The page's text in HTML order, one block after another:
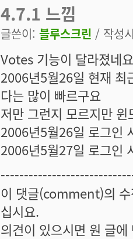
4.7.1 느낌
글쓴이: 블루스크린 / 작성
Votes 기능이 달라졌네
2006년5월26일 현재 최
다는 많이 빠르구요
저만 그런지 모르지만
2006년5월26일 로그인
2006년5월27일 로그인
이 댓글(comment)의
십시요.
의견이 있으시면 원 글